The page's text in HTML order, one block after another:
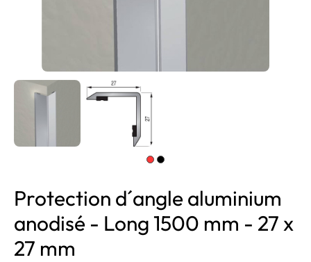
Protection d´angle aluminium
anodisé - Long 1500 mm - 27 x
27 mm